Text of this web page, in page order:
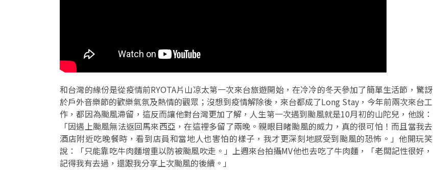
和台灣的緣份是從疫情前RYOTA片山凉太第一次來台旅遊開始，在冷冷的冬天參加了簡單生活節，驚訝
於戶外音樂節的歡樂氣氛及熱情的觀眾；沒想到疫情解除後，來台都成了Long Stay，今年前兩次來台工
作，都因為颱風滯留，這反而讓他對台灣更加了解，人生第一次遇到颱風就是10月初的山陀兒，他說：
「因遇上颱風無法返回馬來西亞，在這裡多留了兩晚。親眼目睹颱風的威力，真的很可怕！而且當我去
酒店附近吃晚餐時，看到店員和當地人也害怕的樣子，我才更深刻地感受到颱風的恐怖。」他開玩笑
說：「只能靠吃牛肉麵增重以防被颱風吹走。」上週來台拍攝MV他也去吃了牛肉麵，「老闆記性很好，
記得我有去過，還跟我分享上次颱風的後續。」